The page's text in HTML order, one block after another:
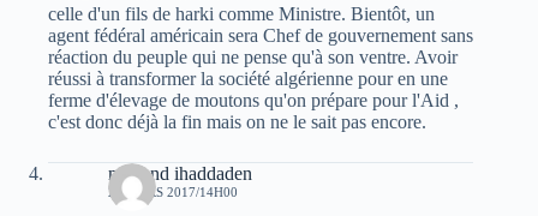
celle d'un fils de harki comme Ministre. Bientôt, un
agent fédéral américain sera Chef de gouvernement sans
réaction du peuple qui ne pense qu'à son ventre. Avoir
réussi à transformer la société algérienne pour en une
ferme d'élevage de moutons qu'on prépare pour l'Aid ,
c'est donc déjà la fin mais on ne le sait pas encore.
mohand ihaddaden
29 MARS 2017/14H00